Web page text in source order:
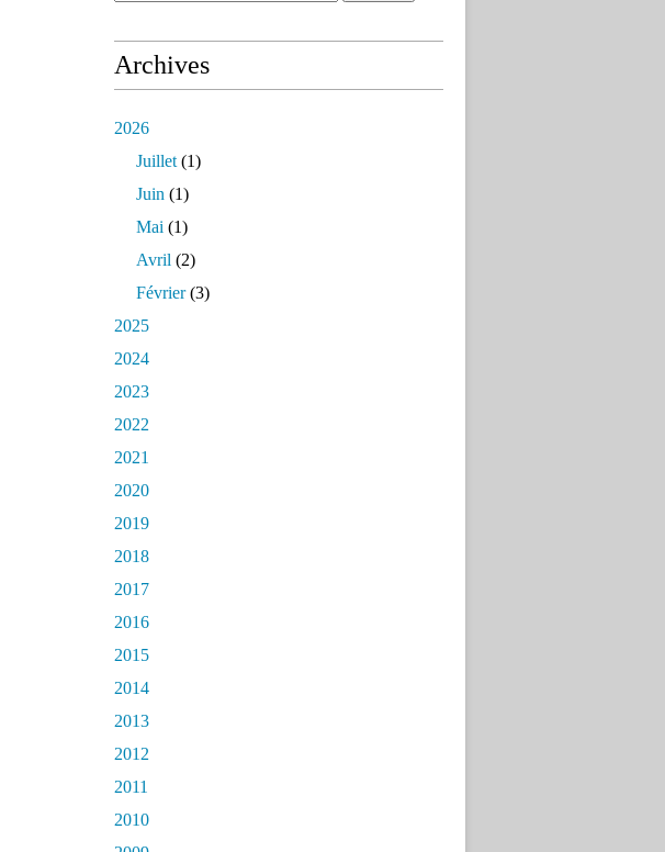
Archives
2026
Juillet (1)
Juin (1)
Mai (1)
Avril (2)
Février(3)
2025
2024
2023
2022
2021
2020
2019
2018
2017
2016
2015
2014
2013
2012
2011
2010